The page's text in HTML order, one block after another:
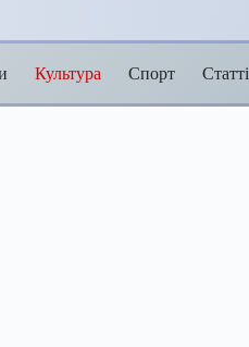
Культура Спорт Статті